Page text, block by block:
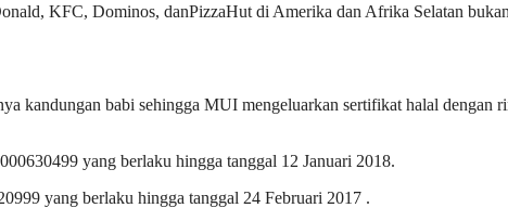
KFC, Dominos, danPizzaHut di Amerika dan Afrika Selatan
kandungan babi sehingga MUI mengeluarkan sertifikat halal dengan
yang berlaku hingga tanggal 12 Januari 2018.
yang berlaku hingga tanggal 24 Februari 2017 .